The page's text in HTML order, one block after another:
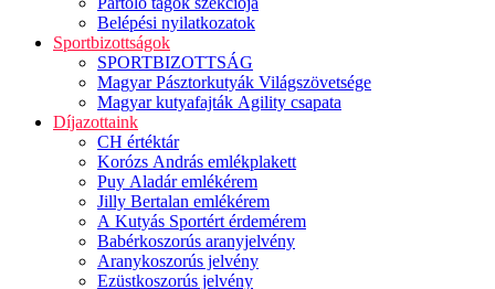
Belépési nyilatkozatok
Sportbizottságok
SPORTBIZOTTSÁG
Magyar Pásztorkutyák Világszövetsége
Magyar kutyafajták Agility csapata
Díjazottaink
CH értéktár
Korózs András emlékplakett
Puy Aladár emlékérem
Jilly Bertalan emlékérem
A Kutyás Sportért érdemérem
Babérkoszorús aranyjelvény
Aranykoszorús jelvény
Ezüstkoszorús jelvény